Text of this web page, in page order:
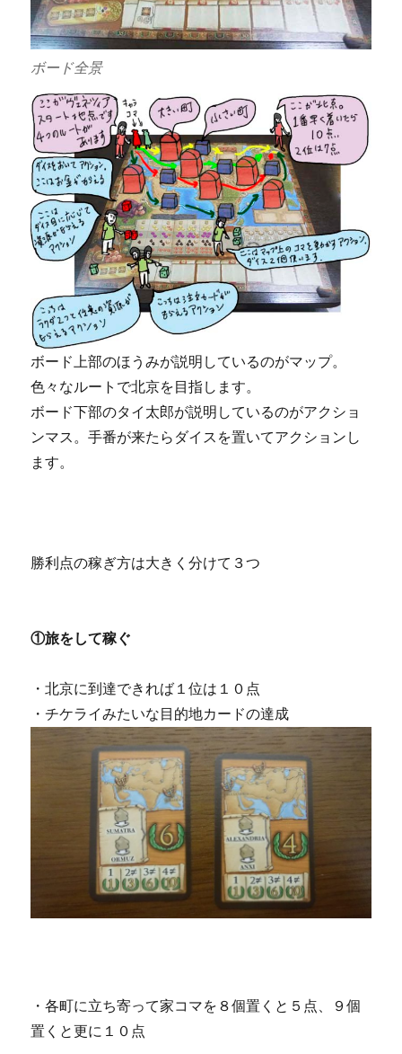
ボード全景
ボード上部のほうみが説明しているのがマップ。
色々なルートで北京を目指します。
ボード下部のタイ太郎が説明しているのがアクショ
ンマス。手番が来たらダイスを置いてアクションし
ます。
勝利点の稼ぎ方は大きく分けて３つ
①旅をして稼ぐ
・北京に到達できれば１位は１０点
・チケライみたいな目的地カードの達成
・各町に立ち寄って家コマを８個置くと５点、９個
置くと更に１０点